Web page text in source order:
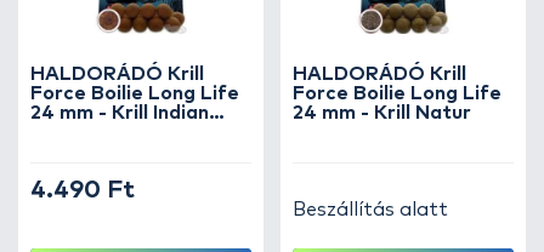
HALDORÁDÓ Krill
Force Boilie Long Life
24 mm - Krill Indian
4.490 Ft
HALDORÁDÓ Krill
Force Boilie Long Life
24 mm - Krill Natur
Beszállítás alatt